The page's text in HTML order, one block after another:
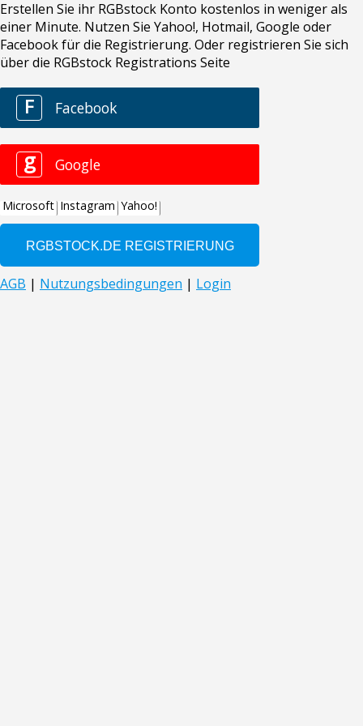
Erstellen Sie ihr RGBstock Konto kostenlos in weniger als
einer Minute. Nutzen Sie Yahoo!, Hotmail, Google oder
Facebook für die Registrierung. Oder registrieren Sie sich
über die RGBstock Registrations Seite
F Facebook
g Google
Microsoft Instagram Yahoo!
AGB | Nutzungsbedingungen | Login